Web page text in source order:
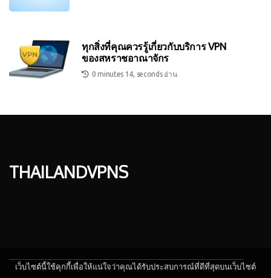
ทุกสิ่งที่คุณควรรู้เกี่ยวกับบริการ VPN
ของสหราชอาณาจักร
0 minutes 14, seconds อ่าน
thailandvpns
เว็บไซต์นี้ใช้คุกกี้เพื่อให้แน่ใจว่าคุณได้รับประสบการณ์ที่ดีที่สุดบนเว็บไซต์